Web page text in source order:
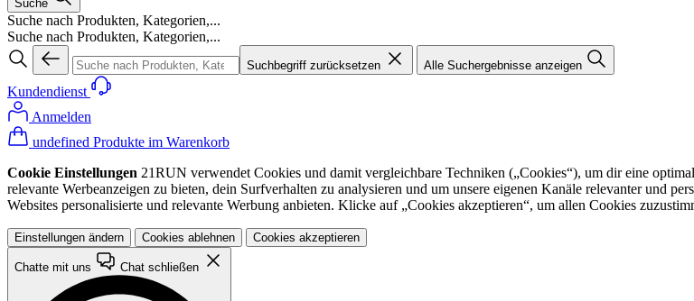
Suche
Suche nach Produkten, Kategorien,...
Suche nach Produkten, Kategorien,...
Suchbegriff zurücksetzen Alle Suchergebnisse anzeigen
Kundendienst
Anmelden
undefined Produkte im Warenkorb
Cookie Einstellungen 21RUN verwendet Cookies und damit vergleichbare Techniken („Cookies“), um dir eine
relevante Werbeanzeigen zu bieten, dein Surfverhalten zu analysieren und um unsere eigenen Kanäle relevanter und
Websites personalisierte und relevante Werbung anbieten. Klicke auf „Cookies akzeptieren“, um allen Cookies
Einstellungen ändern Cookies ablehnen Cookies akzeptieren
Chatte mit uns Chat schließen